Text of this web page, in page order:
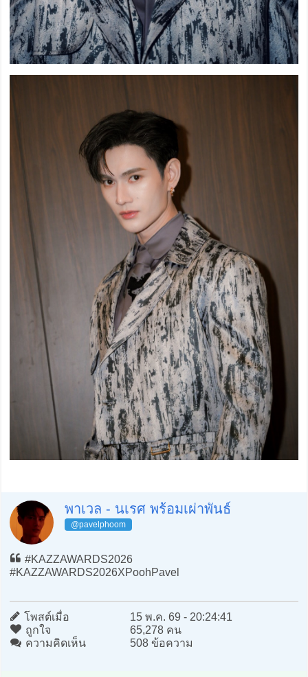
พาเวล - นเรศ พร้อมเผ่าพันธ์
@pavelphoom
#KAZZAWARDS2026
#KAZZAWARDS2026XPoohPavel
โพสต์เมื่อ
15 พ.ค. 69 - 20:24:41
ถูกใจ
65,278 คน
ความคิดเห็น
508 ข้อความ